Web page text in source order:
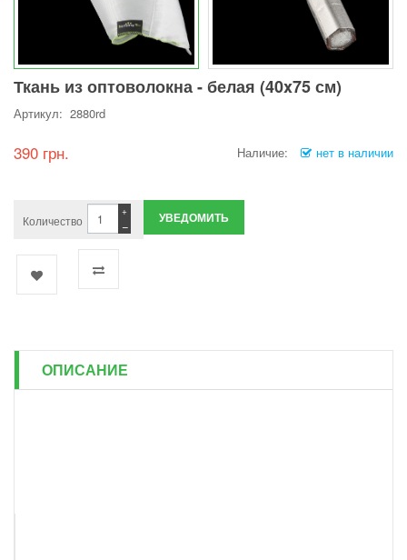
Ткань из оптоволокна - белая (40x75 см)
Артикул: 2880rd
390 грн. Наличие: нет в наличии
Количество −
+ УВЕДОМИТЬ
ОПИСАНИЕ